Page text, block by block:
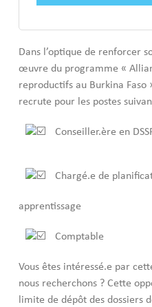
Dans l’optique de renforcer
œuvre du programme «
reproductifs au Burkina Faso
recrute pour les postes
Conseiller.ère en
Chargé.e de
apprentissage
Comptable
Vous êtes intéressé.e par
nous recherchons ? Cette
limite de dépôt des dossiers